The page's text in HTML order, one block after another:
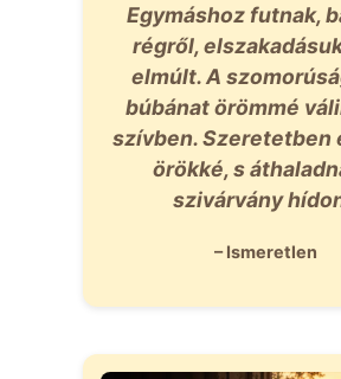
Egymáshoz futnak,
régről,
elmúlt. A
búbánat örömmé
szívben. Szeretetben
örökké, s
szivárvány
– Ismeretlen